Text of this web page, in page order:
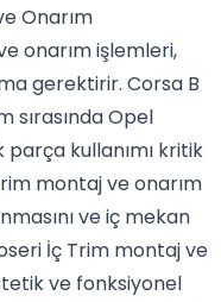
Onarım
onarım işlemleri,
gerektirir. Corsa B
sırasında Opel
kullanımı kritik
montaj ve onarım
ve iç mekan
İç Trim montaj ve
ve fonksiyonel